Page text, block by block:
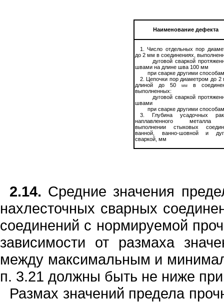
Наименование дефекта
1 Число отдельных пор д
до 2 мм в соединениях,
дуговойсваркой
швами на длине шва 100 мм
при сварке другими способам
2. Цепочки пор диаметром до 2
длиной до50 mm
в
выполненных:
дуговой сваркой
швами
при сварке другими
3. Глубина усадочных рак
наплавленного металла
выполнении стыковых сое
ванной, ванно-шовнойи
сваркой , мм
2.14. Средние значения
нахлесточных сварных
сое­динений с нормируемой
зави­симости от размаха
между мак­симальным и мин
п. 3.21 дол­жны быть не ниже
Размах значений предела